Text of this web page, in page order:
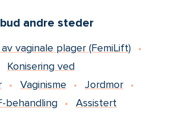
andre steder
vaginale plager (FemiLift)
Konisering ved
Vaginisme
Jordmor
behandling
Assistert